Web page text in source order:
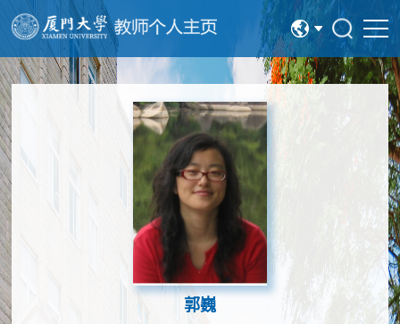
中文
郭巍